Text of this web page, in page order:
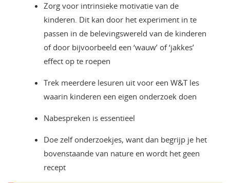
Zorg voor intrinsieke motivatie van de
kinderen. Dit kan door het experiment in te
passen in de belevingswereld van de kinderen
of door bijvoorbeeld een ‘wauw’ of ‘jakkes’
effect op te roepen
Trek meerdere lesuren uit voor een W&T les
waarin kinderen een eigen onderzoek doen
Nabespreken is essentieel
Doe zelf onderzoekjes, want dan begrijp je het
bovenstaande van nature en wordt het geen
recept